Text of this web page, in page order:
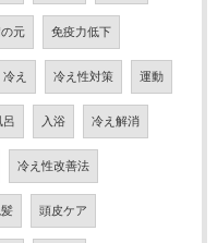
元 免疫力低下
冷え 冷え性対策 運動
呂 入浴 冷え解消
冷え性改善法
頭皮ケア